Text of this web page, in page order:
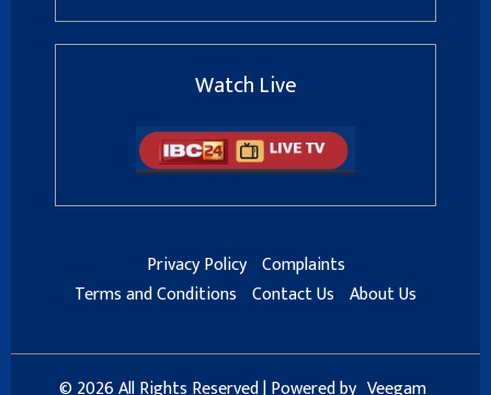
Watch Live
Privacy Policy Complaints
Terms and Conditions Contact Us About Us
© 2026 All Rights Reserved | Powered by Veegam